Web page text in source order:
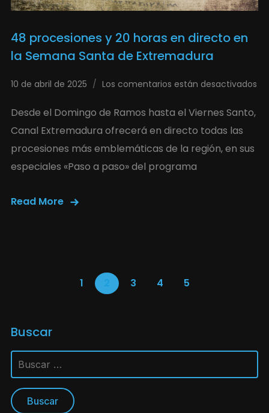
48 procesiones y 20 horas en directo en
la Semana Santa de Extremadura
10 de abril de 2025 Los comentarios están desactivados
Desde el Domingo de Ramos hasta el Viernes Santo,
Canal Extremadura ofrecerá en directo todas las
procesiones más emblemáticas de la región, en sus
especiales «Paso a paso» del programa
Read More
1 2 3 4 5
Buscar